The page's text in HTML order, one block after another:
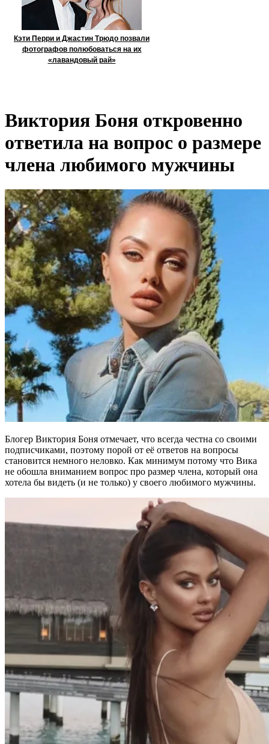
Кэти Перри и Джастин Трюдо позвали
фотографов полюбоваться на их
«лавандовый рай»
Виктория Боня откровенно
ответила на вопрос о размере
члена любимого мужчины
Блогер Виктория Боня отмечает, что всегда честна со своими
подписчиками, поэтому порой от её ответов на вопросы
становится немного неловко. Как минимум потому что Вика
не обошла вниманием вопрос про размер члена, который она
хотела бы видеть (и не только) у своего любимого мужчины.